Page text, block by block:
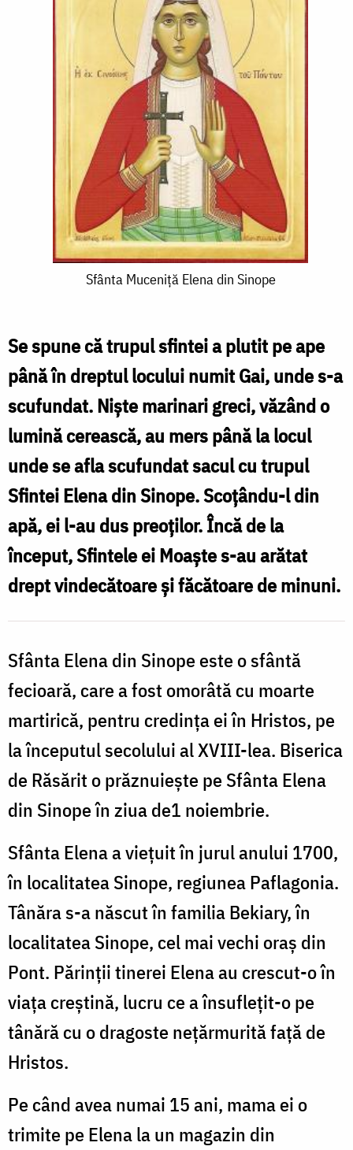
din
Sinope
Sfânta Muceniță Elena din Sinope
Se spune că trupul sfintei a plutit pe ape
până în dreptul locului numit Gai, unde s-a
scufundat. Niște marinari greci, văzând o
lumină cerească, au mers până la locul
unde se afla scufundat sacul cu trupul
Sfintei Elena din Sinope. Scoțându-l din
apă, ei l-au dus preoților. Încă de la
început, Sfintele ei Moaște s-au arătat
drept vindecătoare și făcătoare de minuni.
Sfânta Elena din Sinope este o sfântă
fecioară, care a fost omorâtă cu moarte
martirică, pentru credința ei în Hristos, pe
la începutul secolului al XVIII-lea. Biserica
de Răsărit o prăznuiește pe Sfânta Elena
din Sinope în ziua de1 noiembrie.
Sfânta Elena a viețuit în jurul anului 1700,
în localitatea Sinope, regiunea Paflagonia.
Tânăra s-a născut în familia Bekiary, în
localitatea Sinope, cel mai vechi oraș din
Pont. Părinții tinerei Elena au crescut-o în
viața creștină, lucru ce a însuflețit-o pe
tânără cu o dragoste nețărmurită față de
Hristos.
Pe când avea numai 15 ani, mama ei o
trimite pe Elena la un magazin din